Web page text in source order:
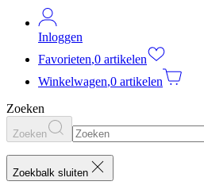
Inloggen
Favorieten,0 artikelen
Winkelwagen,0 artikelen
Zoeken
Zoeken
Zoekbalk sluiten